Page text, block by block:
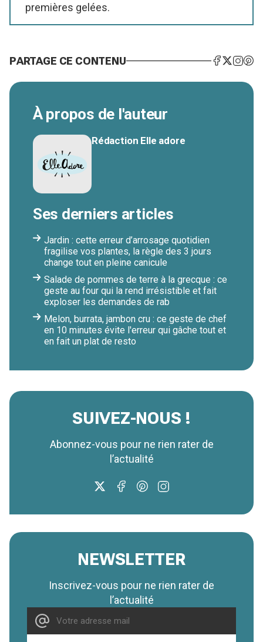
premières gelées.
PARTAGE CE CONTENU
À propos de l'auteur
Rédaction Elle adore
Ses derniers articles
Jardin : cette erreur d’arrosage quotidien
fragilise vos plantes, la règle des 3 jours
change tout en pleine canicule
Salade de pommes de terre à la grecque : ce
geste au four qui la rend irrésistible et fait
exploser les demandes de rab
Melon, burrata, jambon cru : ce geste de chef
en 10 minutes évite l'erreur qui gâche tout et
en fait un plat de resto
SUIVEZ-NOUS !
Abonnez-vous pour ne rien rater de
l’actualité
NEWSLETTER
Inscrivez-vous pour ne rien rater de
l’actualité